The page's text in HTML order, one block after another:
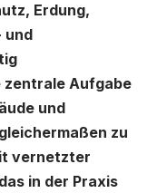
Erdung,
und
zentrale Aufgabe
und
zu
vernetzter
in der Praxis